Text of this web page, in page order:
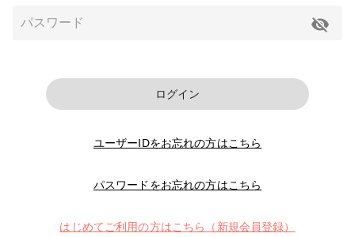
ログイン
ユーザーIDをお忘れの方はこちら
パスワードをお忘れの方はこちら
はじめてご利用の方はこちら（新規会員登録）